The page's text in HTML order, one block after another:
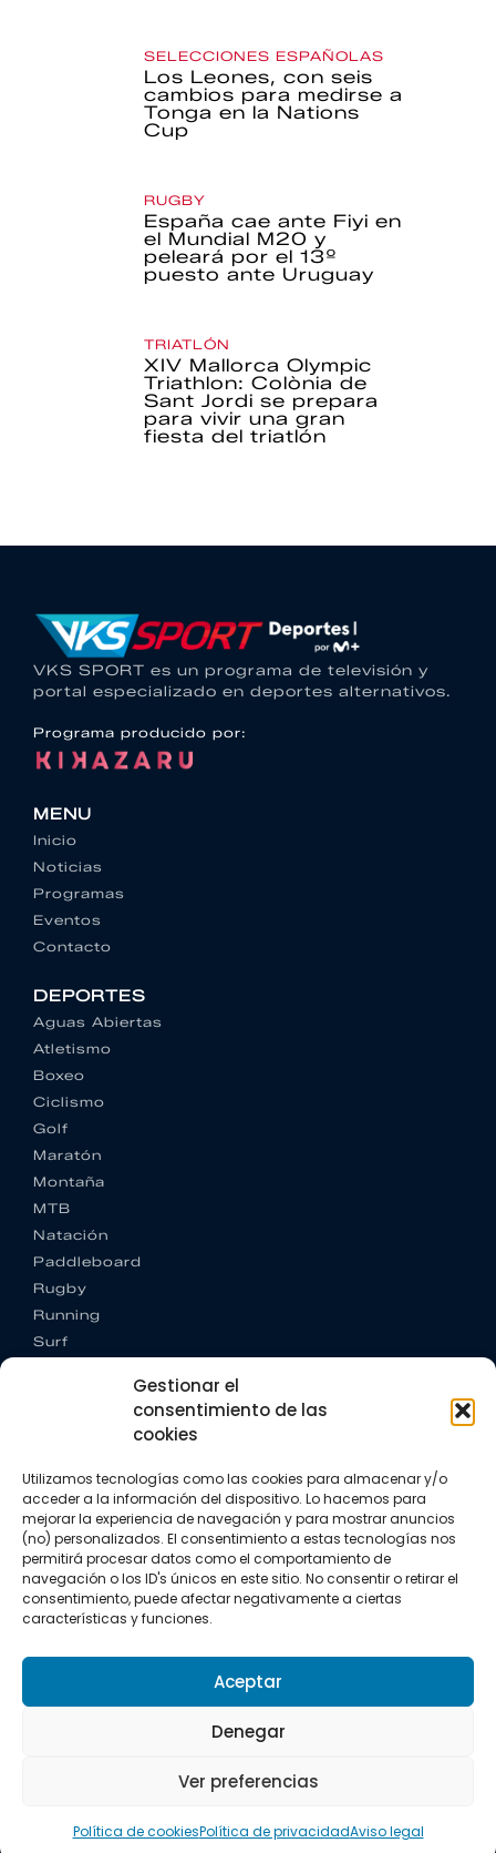
Gestionar el
consentimiento de las
cookies
Utilizamos tecnologías como las cookies para almacenar y/o
acceder a la información del dispositivo. Lo hacemos para
mejorar la experiencia de navegación y para mostrar anuncios
(no) personalizados. El consentimiento a estas tecnologías nos
permitirá procesar datos como el comportamiento de
navegación o los ID's únicos en este sitio. No consentir o retirar el
consentimiento, puede afectar negativamente a ciertas
características y funciones.
Aceptar
Denegar
Ver preferencias
Política de cookiesPolítica de privacidadAviso legal
SELECCIONES ESPAÑOLAS
Los Leones, con seis
cambios para medirse a
Tonga en la Nations
Cup
RUGBY
España cae ante Fiyi en
el Mundial M20 y
peleará por el 13º
puesto ante Uruguay
TRIATLÓN
XIV Mallorca Olympic
Triathlon: Colònia de
Sant Jordi se prepara
para vivir una gran
fiesta del triatlón
VKS SPORT es un programa de televisión y
portal especializado en deportes alternativos.
Programa producido por:
MENU
Inicio
Noticias
Programas
Eventos
Contacto
DEPORTES
Aguas Abiertas
Atletismo
Boxeo
Ciclismo
Golf
Maratón
Montaña
MTB
Natación
Paddleboard
Rugby
Running
Surf
CONTACTO
+34 662 342 177
info@vkssport.com
SÍGUENOS
Política de privacidad
Política de cookies
Todos los derechos resevados.